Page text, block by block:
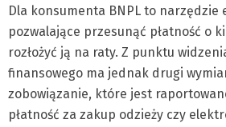
Dla konsumenta BNPL to narzędzie
pozwalające przesunąć płatność o
rozłożyć ją na raty. Z punktu
finansowego ma jednak drugi
zobowiązanie, które jest
płatność za zakup odzieży czy